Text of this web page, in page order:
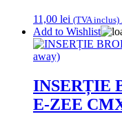
11,00 lei (TVA inclus)
Add to Wishlist
INSERȚIE
E-ZEE